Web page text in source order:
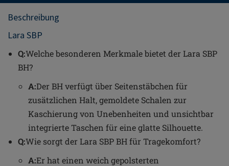
Beschreibung
Lara SBP
Q:Welche besonderen Merkmale bietet der Lara SBP
BH?
A:Der BH verfügt über Seitenstäbchen für
zusätzlichen Halt, gemoldete Schalen zur
Kaschierung von Unebenheiten und unsichtbar
integrierte Taschen für eine glatte Silhouette.
Q:Wie sorgt der Lara SBP BH für Tragekomfort?
A:Er hat einen weich gepolsterten